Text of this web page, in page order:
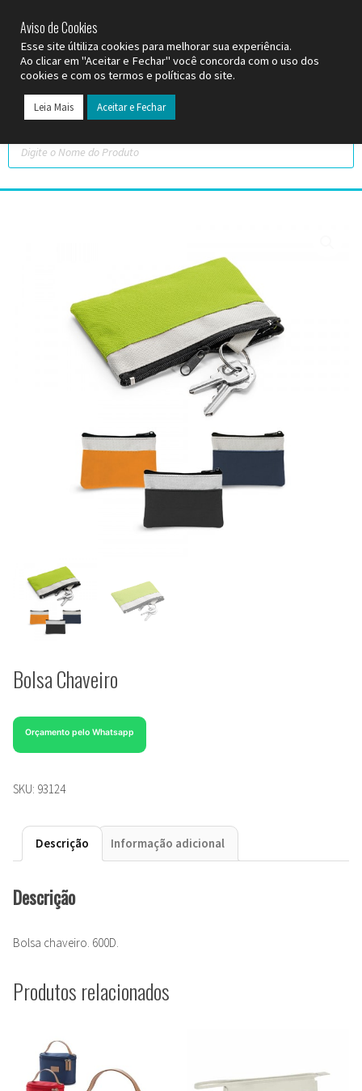
Bolsa Chaveiro
Orçamento pelo Whatsapp
SKU: 93124
Descrição Informação adicional
Descrição
Bolsa chaveiro. 600D.
Produtos relacionados
Aviso de Cookies
Esse site últiliza cookies para melhorar sua experiência.
Ao clicar em "Aceitar e Fechar" você concorda com o uso dos
cookies e com os termos e políticas do site.
Leia Mais Aceitar e Fechar